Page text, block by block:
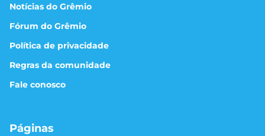
Notícias do Grêmio
Fórum do Grêmio
Política de privacidade
Regras da comunidade
Fale conosco
Páginas